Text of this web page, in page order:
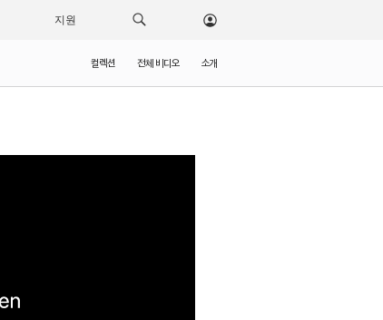
지원
컬렉션 전체 비디오 소개